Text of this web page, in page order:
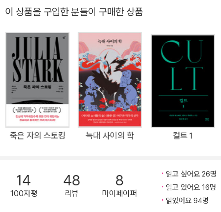
선정 올해의 책 ★미국서적상협회 ABA 인디 부문 베스트셀러
님 누명 벗기고 살인 사건 범인 추적하랴, 종사관 총각하고 사랑
의 줄다리기 하랴. 이 모든 걸 살뜰히 해내는 슬기로운 주인공 현
처럼 이 소설도 일당백의 몫을 능히 해낸다. 조선 고유의 의예술
을 섬세한 고증으로 되살린 메디컬 드라마, 혈당 수치를 걱정해야
할 만큼 달콤한 로맨스, 읽는 이의 허를 찌르는 날카로운 미스터
리, 모두가 이 책 한 권에 빈틈없이 담겨 있는 것이다. 신분과 성
별의 지엄한 장벽 앞에 서얼 출신 의녀 현이 얼마나 좌절하는지,
그러나 어찌 도약하는지도 눈길을 끈다. 도입부에서 깊은 밤 세자
행하다 보면 어느덧 주인공 현과 떼 놓을 수 없이 공명하는 자신
을 발견하게 될 것이다. -박서련 소설가 ★ 참으로 유연한 소설이
구나. 마지막장까지 탐독한 뒤, 문득 그런 생각이 들었다. 부드럽
이 상품을 구입한 분들이 구매한 상품
죽은 자의 스토킹 늑대 사이의 학 컬트 1
14
100자평
48
리뷰
8
마이페이퍼
읽고 싶어요 26명
읽고 있어요 16명
읽었어요 94명